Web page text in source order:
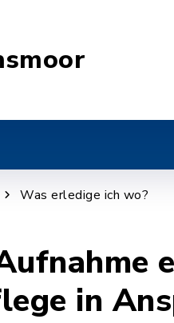
Was erledige ich wo?
in